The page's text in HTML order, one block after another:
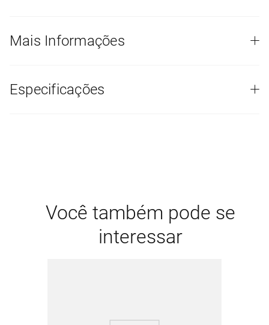
Mais Informações
Especificações
Você também pode se
interessar